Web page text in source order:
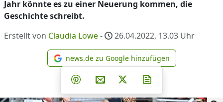
Jahr könnte es zu einer Neuerung kommen, die
Geschichte schreibt.
Erstellt von Claudia Löwe- 26.04.2022, 13.03 Uhr
news.de zu Google
news.de zu Google hinzufügen
Teilen auf Facebook
Teilen auf Whatsapp
Teilen auf Telegram
Teilen auf Pinterest
Per E-Mail teilen
Post auf X